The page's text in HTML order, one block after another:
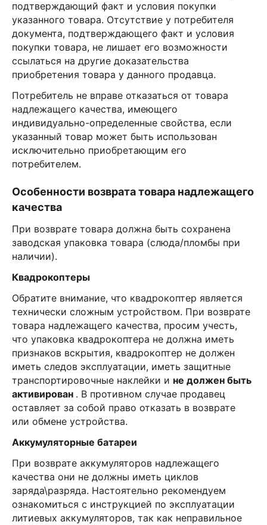
подтверждающий факт и условия покупки
указанного товара. Отсутствие у потребителя
документа, подтверждающего факт и условия
покупки товара, не лишает его возможности
ссылаться на другие доказательства
приобретения товара у данного продавца.
Потребитель не вправе отказаться от товара
надлежащего качества, имеющего
индивидуально-определенные свойства, если
указанный товар может быть использован
исключительно приобретающим его
потребителем.
Особенности возврата товара надлежащего
качества
При возврате товара должна быть сохранена
заводская упаковка товара (слюда/пломбы при
наличии).
Квадрокоптеры
Обратите внимание, что квадрокоптер является
технически сложным устройством. При возврате
товара надлежащего качества, просим учесть,
что упаковка квадрокоптера не должна иметь
признаков вскрытия, квадрокоптер не должен
иметь следов эксплуатации, иметь защитные
транспортировочные наклейки и не должен быть
активирован . В противном случае продавец
оставляет за собой право отказать в возврате
или обмене устройства.
Аккумуляторные батареи
При возврате аккумуляторов надлежащего
качества они не должны иметь циклов
заряда\разряда. Настоятельно рекомендуем
ознакомиться с инструкцией по эксплуатации
литиевых аккумуляторов, так как неправильное